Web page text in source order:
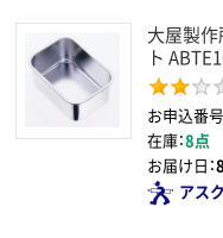
大屋製
ト
お申込番
在庫：8点
お届け日：
アス